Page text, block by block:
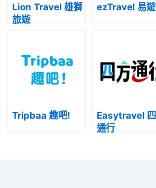
Lion Travel 雄獅
旅遊
ezTravel 易
Tripbaa 趣吧!
Easytravel
通行